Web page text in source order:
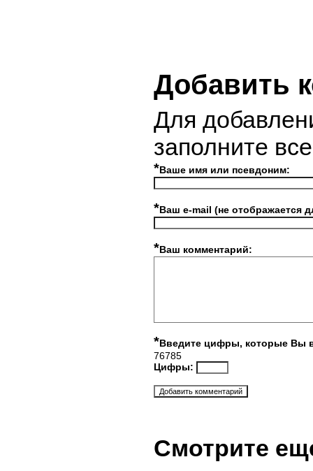
Добавить
Для
заполните
*Ваше имя или псевдоним:
*Ваш e-mail (не отображается
*Ваш комментарий:
*Введите цифры, которые Вы
76785
Цифры:
Смотрите